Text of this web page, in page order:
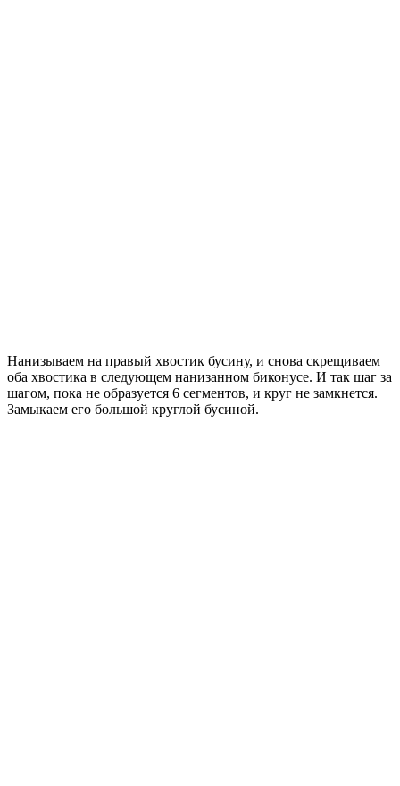
Нанизываем на правый хвостик бусину, и снова скрещиваем
оба хвостика в следующем нанизанном биконусе. И так шаг за
шагом, пока не образуется 6 сегментов, и круг не замкнется.
Замыкаем его большой круглой бусиной.